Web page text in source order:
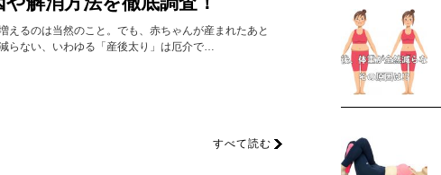
えるのは当然のこと。でも、赤ちゃんが産まれたあと
らない、いわゆる「産後太り」は厄介で…
すべて読む